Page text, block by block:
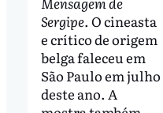
Sergipe. O cineasta
e crítico de origem
belga faleceu em
São Paulo em julho
deste ano. A